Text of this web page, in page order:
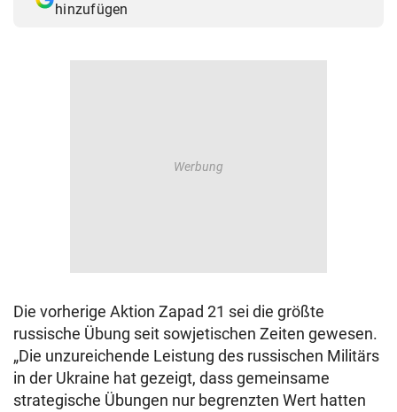
hinzufügen
Die vorherige Aktion Zapad 21 sei die größte
russische Übung seit sowjetischen Zeiten gewesen.
„Die unzureichende Leistung des russischen Militärs
in der Ukraine hat gezeigt, dass gemeinsame
strategische Übungen nur begrenzten Wert hatten